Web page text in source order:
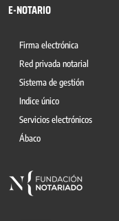
E-NOTARIO
Firma electrónica
Red privada notarial
Sistema de gestión
Indice único
Servicios electrónicos
Ábaco